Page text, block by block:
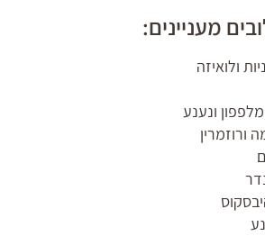
מעניינים:
ולואיזה
מלפפון ונענע
ורוזמרין